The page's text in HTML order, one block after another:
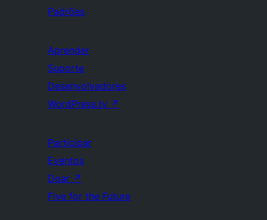
Padrões
Aprender
Suporte
Desenvolvedores
WordPress.tv ↗
Participar
Eventos
Doar ↗
Five for the Future